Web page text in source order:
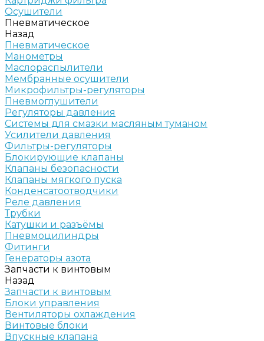
Осушители
Пневматическое
Назад
Пневматическое
Манометры
Маслораспылители
Мембранные осушители
Микрофильтры-регуляторы
Пневмоглушители
Регуляторы давления
Системы для смазки масляным туманом
Усилители давления
Фильтры-регуляторы
Блокирующие клапаны
Клапаны безопасности
Клапаны мягкого пуска
Конденсатоотводчики
Реле давления
Трубки
Катушки и разъёмы
Пневмоцилиндры
Фитинги
Генераторы азота
Запчасти к винтовым
Назад
Запчасти к винтовым
Блоки управления
Вентиляторы охлаждения
Винтовые блоки
Впускные клапана